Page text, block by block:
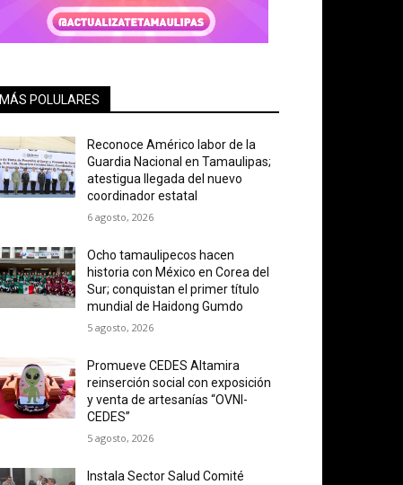
MÁS POLULARES
Reconoce Américo labor de la
Guardia Nacional en Tamaulipas;
atestigua llegada del nuevo
coordinador estatal
6 agosto, 2026
Ocho tamaulipecos hacen
historia con México en Corea del
Sur; conquistan el primer título
mundial de Haidong Gumdo
5 agosto, 2026
Promueve CEDES Altamira
reinserción social con exposición
y venta de artesanías “OVNI-
CEDES”
5 agosto, 2026
Instala Sector Salud Comité